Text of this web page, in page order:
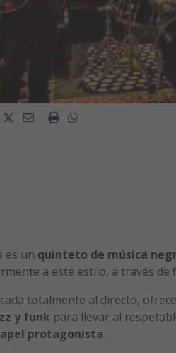
TwitterEmailImprimirWhatsapp
es un quinteto de música
a este estilo, a través de
totalmente al directo,
y funk para llevar al
protagonista.